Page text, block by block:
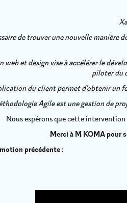
de trouver une nouvelle manière
web et design vise à accélérer le
piloter du
du client permet d’obtenir un
Agile est une gestion de
Nous espérons que cette
Merci à M KOMA pour
précédente :